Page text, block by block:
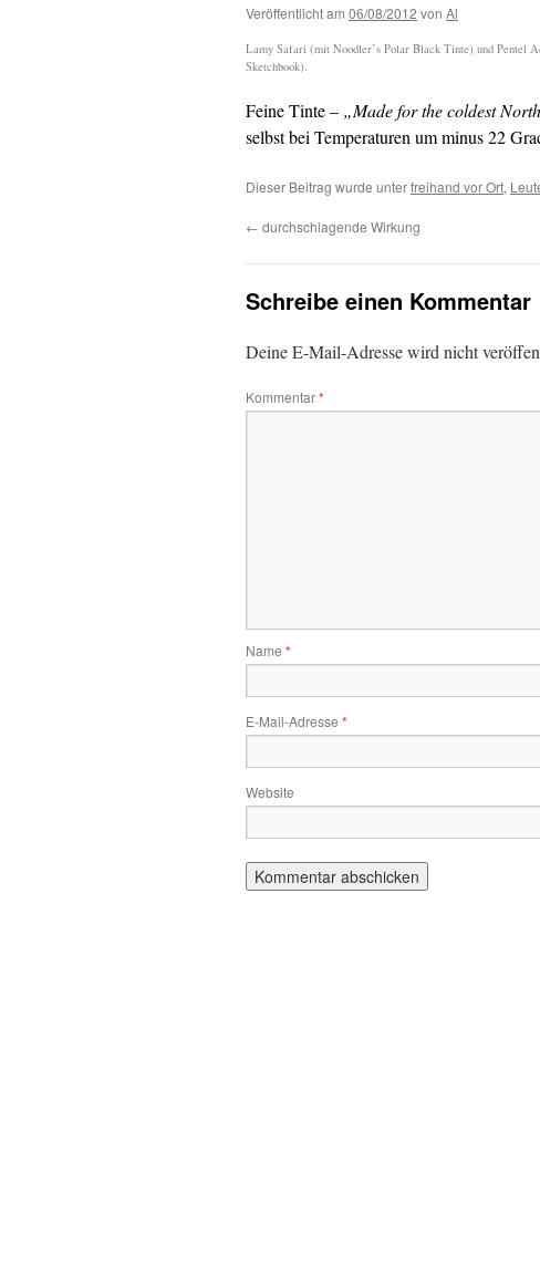
Veröffentlicht am 06/08/2012 von Al
Lamy Safari (mit Noodler’s Polar Black Tinte) und Pentel
Sketchbook).
Feine Tinte – „Made for the coldest
selbst bei Temperaturen um minus 22
Dieser Beitrag wurde unterfreihand vor Ort,
← durchschlagende Wirkung
Schreibe einen Kommentar
Deine E-Mail-Adresse wird nicht
Kommentar*
Name *
E-Mail-Adresse *
Website